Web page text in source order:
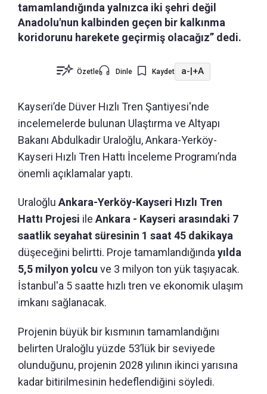
tamamlandığında yalnızca iki şehri değil
Anadolu'nun kalbinden geçen bir kalkınma
koridorunu harekete geçirmiş olacağız” dedi.
Özetle Dinle Kaydet a-|+A
Kayseri’de Düver Hızlı Tren Şantiyesi'nde
incelemelerde bulunan Ulaştırma ve Altyapı
Bakanı Abdulkadir Uraloğlu, Ankara-Yerköy-
Kayseri Hızlı Tren Hattı İnceleme Programı’nda
önemli açıklamalar yaptı.
Uraloğlu Ankara-Yerköy-Kayseri Hızlı Tren
Hattı Projesi ile Ankara - Kayseri arasındaki 7
saatlik seyahat süresinin 1 saat 45 dakikaya
düşeceğini belirtti. Proje tamamlandığında yılda
5,5 milyon yolcu ve 3 milyon ton yük taşıyacak.
İstanbul'a 5 saatte hızlı tren ve ekonomik ulaşım
imkanı sağlanacak.
Projenin büyük bir kısmının tamamlandığını
belirten Uraloğlu yüzde 53’lük bir seviyede
olunduğunu, projenin 2028 yılının ikinci yarısına
kadar bitirilmesinin hedeflendiğini söyledi.